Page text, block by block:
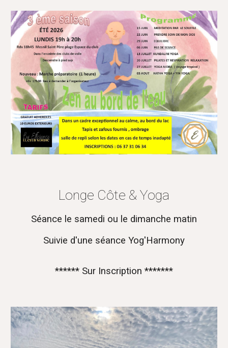
Longe Côte & Yoga
Séance le samedi ou le dimanche matin
Suivie d'une séance Yog'Harmony
****** Sur Inscription *******